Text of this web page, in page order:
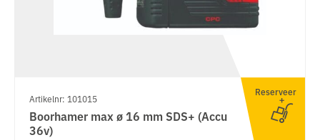
Artikelnr: 101015
Boorhamer max ø 16 mm SDS+ (Accu
36v)
Reserveer